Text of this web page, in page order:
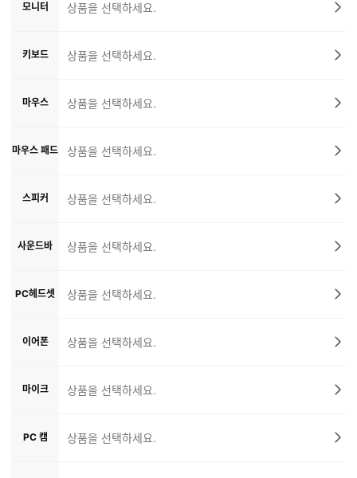
모니터 상품을 선택하세요.
키보드 상품을 선택하세요.
마우스 상품을 선택하세요.
마우스 패드 상품을 선택하세요.
스피커 상품을 선택하세요.
사운드바 상품을 선택하세요.
PC헤드셋 상품을 선택하세요.
이어폰 상품을 선택하세요.
마이크 상품을 선택하세요.
PC 캠 상품을 선택하세요.